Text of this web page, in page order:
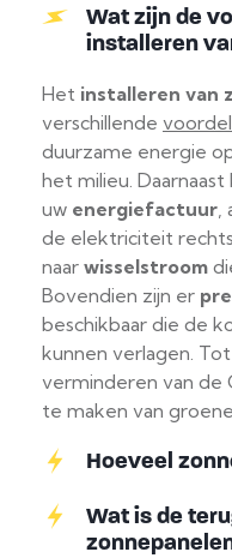
Wat zijn de
installeren
Het installeren van
verschillende
duurzame energie
het milieu.
uw energiefactuur
de elektriciteit
naar wisselstroom
Bovendien zijn er
beschikbaar die de
kunnen verlagen.
verminderen van
te maken van
Hoeveel
Wat is de